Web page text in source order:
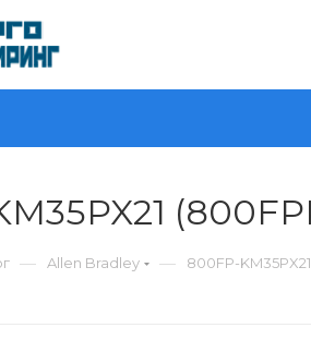
— Allen Bradley — 800FP-